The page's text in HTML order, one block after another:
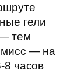
гели
тем
— на
8 часов